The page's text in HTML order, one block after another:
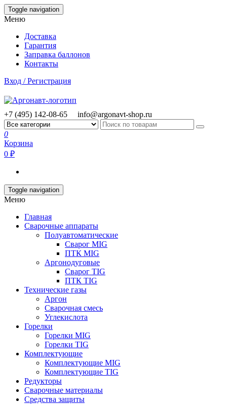
Skip
to
content
Toggle navigation
Меню
Доставка
Гарантия
Заправка баллонов
Контакты
Вход / Регистрация
+7 (495) 142-08-65 info@argonavt-shop.ru
0
Корзина
0 ₽
Toggle navigation
Меню
Главная
Сварочные аппараты
Полуавтоматические
Сварог MIG
ПТК MIG
Аргонодуговые
Сварог TIG
ПТК TIG
Технические газы
Аргон
Сварочная смесь
Углекислота
Горелки
Горелки MIG
Горелки TIG
Комплектующие
Комплектующие MIG
Комплектующие TIG
Редукторы
Сварочные материалы
Средства защиты